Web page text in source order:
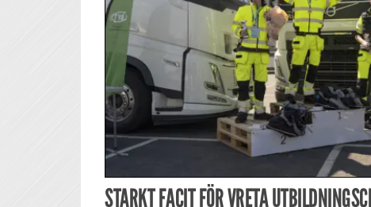
STARKT FACIT FÖR VRETA